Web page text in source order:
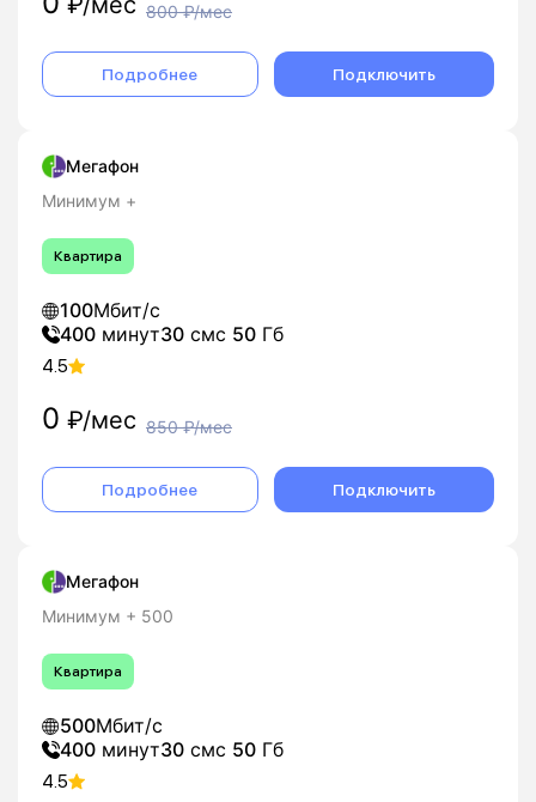
800₽/мес
Подробнее Подключить
Мегафон
Минимум +
Квартира
100Мбит/с
400 минут30 смс 50 Гб
4.5
0 ₽/мес 850₽/мес
Подробнее Подключить
Мегафон
Минимум + 500
Квартира
500Мбит/с
400 минут30 смс 50 Гб
4.5